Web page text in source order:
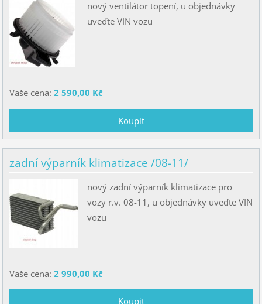
nový ventilátor topení, u objednávky
uveďte VIN vozu
Vaše cena: 2 590,00 Kč
zadní výparník klimatizace /08-11/
nový zadní výparník klimatizace pro
vozy r.v. 08-11, u objednávky uveďte VIN
vozu
Vaše cena: 2 990,00 Kč